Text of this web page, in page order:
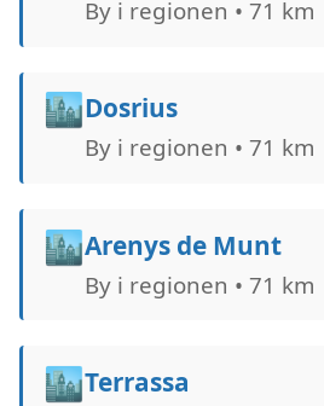
By i regionen • 71 km
🏙️Dosrius
By i regionen • 71 km
🏙️Arenys de Munt
By i regionen • 71 km
🏙️Terrassa